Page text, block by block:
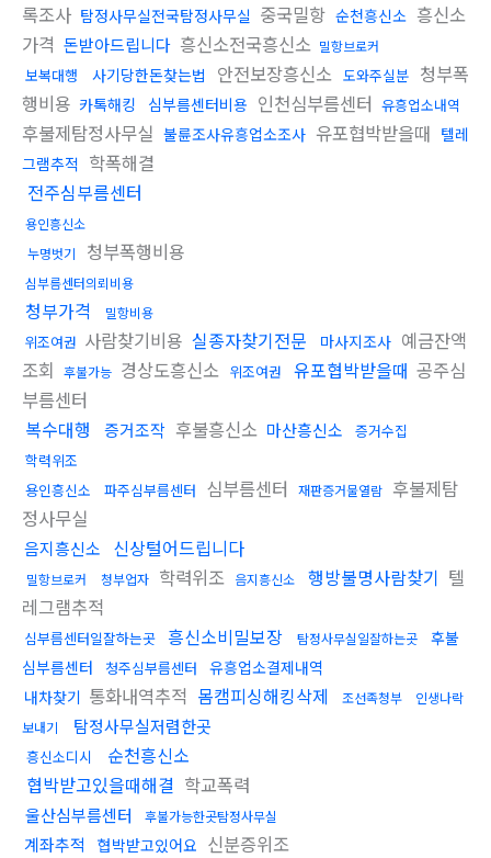
록조사 탐정사무실전국탐정사무실 중국밀항 순천흥신소 흥신소
가격 돈받아드립니다 흥신소전국흥신소 밀항브로커
보복대행 사기당한돈찾는법 안전보장흥신소 도와주실분 청부폭
행비용 카톡해킹 심부름센터비용 인천심부름센터 유흥업소내역
후불제탐정사무실 불륜조사유흥업소조사 유포협박받을때 텔레
그램추적 학폭해결
전주심부름센터
용인흥신소
누명벗기
청부폭행비용
심부름센터의뢰비용
청부가격 밀항비용
위조여권 사람찾기비용 실종자찾기전문 마사지조사 예금잔액
조회 후불가능 경상도흥신소 위조여권 유포협박받을때 공주심
부름센터
복수대행
증거조작 후불흥신소 마산흥신소
증거수집
학력위조
용인흥신소
파주심부름센터 심부름센터 재판증거물열람 후불제탐
정사무실
음지흥신소 신상털어드립니다
밀항브로커 청부업자 학력위조 음지흥신소 행방불명사람찾기 텔
레그램추적
심부름센터일잘하는곳 흥신소비밀보장 탐정사무실일잘하는곳
후불
심부름센터
청주심부름센터
유흥업소결제내역
내차찾기 통화내역추적 몸캠피싱해킹삭제 조선족청부
인생나락
보내기
탐정사무실저렴한곳
흥신소디시
순천흥신소
협박받고있을때해결 학교폭력
울산심부름센터 후불가능한곳탐정사무실
계좌추적 협박받고있어요 신분증위조